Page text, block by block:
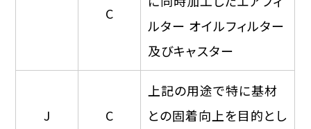
C
ルター オイルフィルター
及びキャスター
J C
上記の用途で特に基材
との固着向上を目的とし